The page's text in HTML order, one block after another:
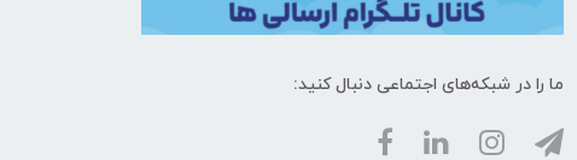
ما را در شبکه‌های اجتماعی دنبال کنید: